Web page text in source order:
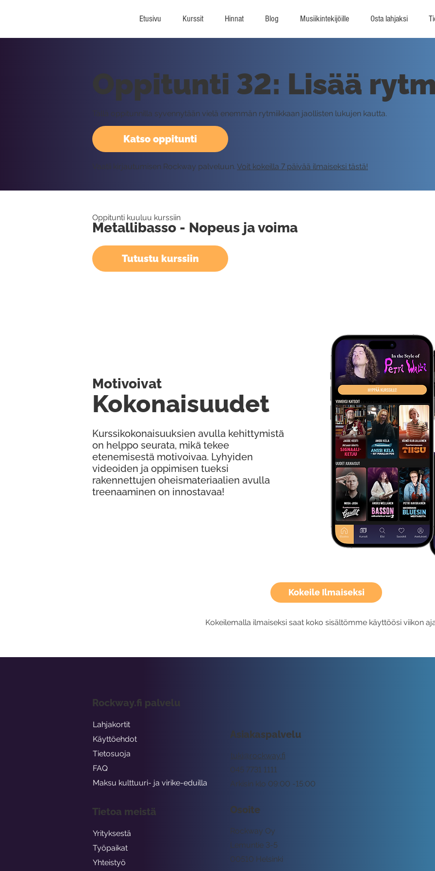
Etusivu Kurssit Hinnat Blog Musiikintekijöille Osta lahjaksi
Kokeile Ilmaiseksi
Kokeilemalla ilmaiseksi saat koko sisältömme käyttöösi viikon
Katso oppitunti
Oppitunti 32: Lisää
Tällä oppitunnilla syvennytään vielä enemmän rytmiikkaan jaollisten lukujen kautta.
Vaatii kirjautumisen Rockway palveluun. Voit kokeilla 7 päivää ilmaiseksi tästä!
Oppitunti kuuluu kurssiin
Metallibasso - Nopeus ja voima
Tutustu kurssiin
Kurssikokonaisuuksien avulla kehittymistä
on helppo seurata, mikä tekee
etenemisestä motivoivaa. Lyhyiden
videoiden ja oppimisen tueksi
rakennettujen oheismateriaalien avulla
treenaaminen on innostavaa!
Kokonaisuudet
Motivoivat
Asiakaspalvelu
tuki@rockway.fi
Arkisin klo 09:00 -15:00
045 7731 1111
Osoite
Rockway Oy
Lemuntie 3-5
00510 Helsinki
Rockway.fi palvelu
Lahjakortit
Käyttöehdot
Tietosuoja
FAQ
Maksu kulttuuri- ja virike-eduilla
Tietoa meistä
Yrityksestä
Työpaikat
Yhteistyö